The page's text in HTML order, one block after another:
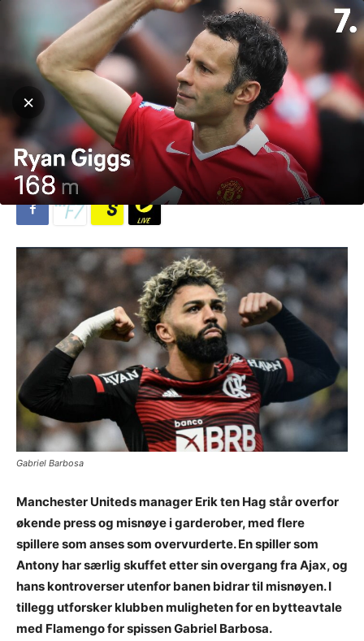
Hjem Fotball
Fotball Premier League
Misnøye og press øker rundt
Erik ten Hag
Lina Elisabeth Skottene 5. november 2023 567
Gabriel Barbosa
Manchester Uniteds manager Erik ten Hag står overfor
økende press og misnøye i garderober, med flere
spillere som anses som overvurderte. En spiller som
Antony har særlig skuffet etter sin overgang fra Ajax, og
hans kontroverser utenfor banen bidrar til misnøyen. I
tillegg utforsker klubben muligheten for en bytteavtale
med Flamengo for spissen Gabriel Barbosa.